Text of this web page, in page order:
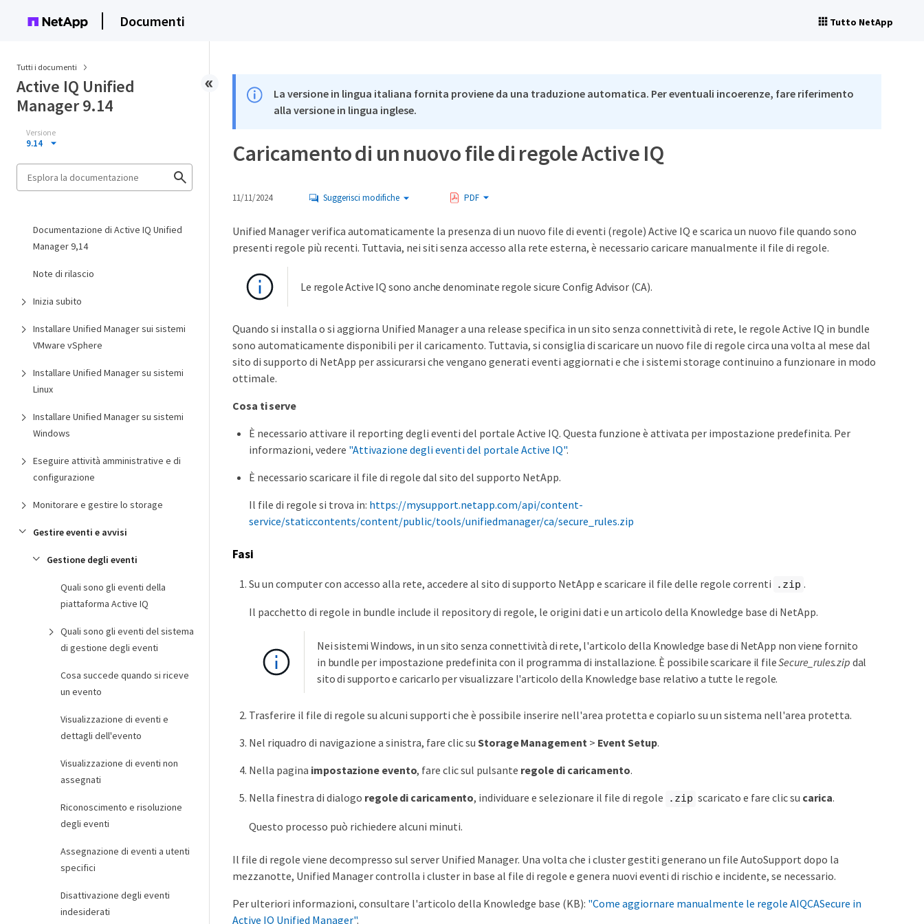
Documenti Tutto NetApp
Tutti i documenti
Active IQ Unified
Manager 9.14
Versione
9.14
Documentazione di Active IQ Unified
Manager 9,14
Note di rilascio
Inizia subito
Installare Unified Manager sui sistemi
VMware vSphere
Installare Unified Manager su sistemi
Linux
Installare Unified Manager su sistemi
Windows
Eseguire attività amministrative e di
configurazione
Monitorare e gestire lo storage
Gestire eventi e avvisi
Gestione degli eventi
Quali sono gli eventi della
piattaforma Active IQ
Quali sono gli eventi del sistema
di gestione degli eventi
Cosa succede quando si riceve
un evento
Visualizzazione di eventi e
dettagli dell'evento
Visualizzazione di eventi non
assegnati
Riconoscimento e risoluzione
degli eventi
Assegnazione di eventi a utenti
specifici
Disattivazione degli eventi
indesiderati
La versione in lingua italiana fornita proviene da una traduzione automatica. Per eventuali incoerenze, fare riferimento
alla versione in lingua inglese.
Caricamento di un nuovo file di regole Active IQ
11/11/2024 Suggerisci modifiche PDF
Unified Manager verifica automaticamente la presenza di un nuovo file di eventi (regole) Active IQ e scarica un nuovo file quando sono
presenti regole più recenti. Tuttavia, nei siti senza accesso alla rete esterna, è necessario caricare manualmente il file di regole.
Le regole Active IQ sono anche denominate regole sicure Config Advisor (CA).
Quando si installa o si aggiorna Unified Manager a una release specifica in un sito senza connettività di rete, le regole Active IQ in bundle
sono automaticamente disponibili per il caricamento. Tuttavia, si consiglia di scaricare un nuovo file di regole circa una volta al mese dal
sito di supporto di NetApp per assicurarsi che vengano generati eventi aggiornati e che i sistemi storage continuino a funzionare in modo
ottimale.
Cosa ti serve
È necessario attivare il reporting degli eventi del portale Active IQ. Questa funzione è attivata per impostazione predefinita. Per
informazioni, vedere "Attivazione degli eventi del portale Active IQ".
È necessario scaricare il file di regole dal sito del supporto NetApp.
Il file di regole si trova in: https://mysupport.netapp.com/api/content-
service/staticcontents/content/public/tools/unifiedmanager/ca/secure_rules.zip
Fasi
Su un computer con accesso alla rete, accedere al sito di supporto NetApp e scaricare il file delle regole correnti .zip .
Il pacchetto di regole in bundle include il repository di regole, le origini dati e un articolo della Knowledge base di NetApp.
Nei sistemi Windows, in un sito senza connettività di rete, l'articolo della Knowledge base di NetApp non viene fornito
in bundle per impostazione predefinita con il programma di installazione. È possibile scaricare il fileSecure_rules.zip dal
sito di supporto e caricarlo per visualizzare l'articolo della Knowledge base relativo a tutte le regole.
Trasferire il file di regole su alcuni supporti che è possibile inserire nell'area protetta e copiarlo su un sistema nell'area protetta.
Nel riquadro di navigazione a sinistra, fare clic su Storage Management> Event Setup.
Nella pagina impostazione evento, fare clic sul pulsante regole di caricamento.
Nella finestra di dialogo regole di caricamento, individuare e selezionare il file di regole .zip scaricato e fare clic su carica.
Questo processo può richiedere alcuni minuti.
Il file di regole viene decompresso sul server Unified Manager. Una volta che i cluster gestiti generano un file AutoSupport dopo la
mezzanotte, Unified Manager controlla i cluster in base al file di regole e genera nuovi eventi di rischio e incidente, se necessario.
Per ulteriori informazioni, consultare l'articolo della Knowledge base (KB): "Come aggiornare manualmente le regole AIQCASecure in
Active IQ Unified Manager".